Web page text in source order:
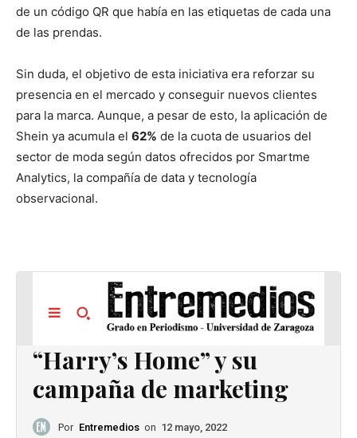
de un código QR que había en las etiquetas de cada una
de las prendas.
Sin duda, el objetivo de esta iniciativa era reforzar su
presencia en el mercado y conseguir nuevos clientes
para la marca. Aunque, a pesar de esto, la aplicación de
Shein ya acumula el 62% de la cuota de usuarios del
sector de moda según datos ofrecidos por Smartme
Analytics, la compañía de data y tecnología
observacional.